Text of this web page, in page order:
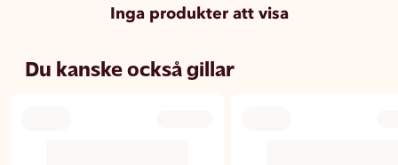
Inga produkter att visa
Du kanske också gillar